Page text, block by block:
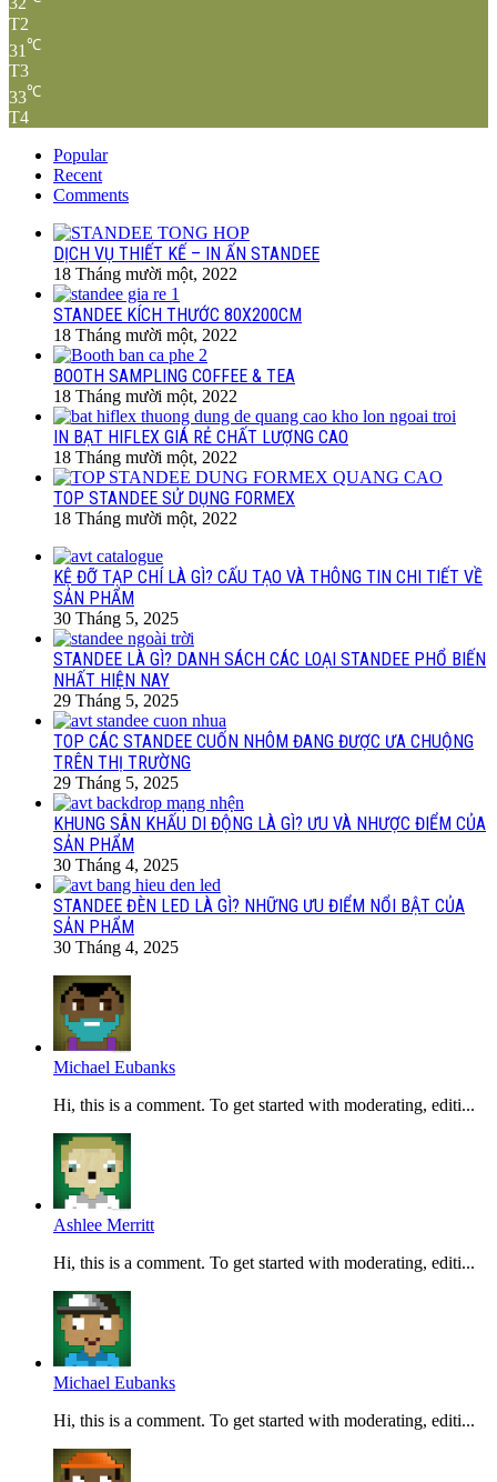
T2
31 ℃
T3
33℃
T4
Popular
Recent
Comments
DỊCH VỤ THIẾT KẾ – IN ẤN STANDEE
18 Tháng mười một, 2022
STANDEE KÍCH THƯỚC 80X200CM
18 Tháng mười một, 2022
BOOTH SAMPLING COFFEE & TEA
18 Tháng mười một, 2022
IN BẠT HIFLEX GIÁ RẺ CHẤT LƯỢNG CAO
18 Tháng mười một, 2022
TOP STANDEE SỬ DỤNG FORMEX
18 Tháng mười một, 2022
KỆ ĐỠ TẠP CHÍ LÀ GÌ? CẤU TẠO VÀ THÔNG TIN CHI TIẾT VỀ
SẢN PHẨM
30 Tháng 5, 2025
STANDEE LÀ GÌ? DANH SÁCH CÁC LOẠI STANDEE PHỔ BIẾN
NHẤT HIỆN NAY
29 Tháng 5, 2025
TOP CÁC STANDEE CUỐN NHÔM ĐANG ĐƯỢC ƯA CHUỘNG
TRÊN THỊ TRƯỜNG
29 Tháng 5, 2025
KHUNG SÂN KHẤU DI ĐỘNG LÀ GÌ? ƯU VÀ NHƯỢC ĐIỂM CỦA
SẢN PHẨM
30 Tháng 4, 2025
STANDEE ĐÈN LED LÀ GÌ? NHỮNG ƯU ĐIỂM NỔI BẬT CỦA
SẢN PHẨM
30 Tháng 4, 2025
Michael Eubanks
Hi, this is a comment. To get started with moderating, editi...
Ashlee Merritt
Hi, this is a comment. To get started with moderating, editi...
Michael Eubanks
Hi, this is a comment. To get started with moderating, editi...